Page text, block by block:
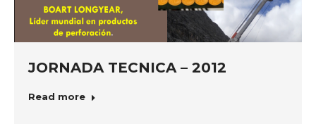
JORNADA TECNICA – 2012
Read more